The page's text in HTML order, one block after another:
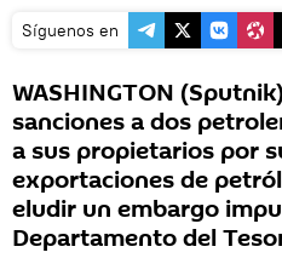
Síguenos en
WASHINGTON
sanciones a dos
a sus propietarios por
exportaciones de
eludir un embargo
Departamento del